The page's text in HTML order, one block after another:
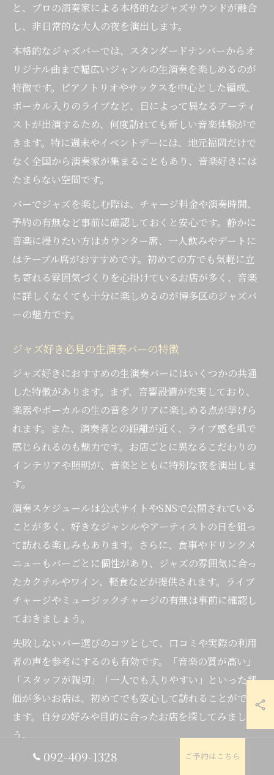
と、プロの演奏家による本格的なジャズサウンドが融合
し、非日常的な大人の夜を演出します。
本格的なジャズバーでは、スタンダードナンバーからオ
リジナル曲まで幅広いジャンルの生演奏を楽しめるのが
特徴です。ピアノトリオやサックスを中心とした編成、
ボーカル入りのライブなど、日によって異なるアーティ
ストが出演するため、何度訪れても新しい音楽体験がで
きます。特に週末やイベントデーには、地元福岡だけで
なく全国から演奏家が集まることもあり、音楽好きには
たまらない空間です。
バーでジャズを楽しむ際は、チャージ料金や演奏時間、
予約の有無など事前に確認しておくと安心です。静かに
音楽に浸りたい方はカウンター席、一人飲みやデートに
はテーブル席がおすすめです。初めての方でも気軽に立
ち寄れる雰囲気づくりを心掛けているお店が多く、音楽
に詳しくなくても十分に楽しめるのが博多区のジャズバ
ーの魅力です。
ジャズ好き必見の生演奏バーの特徴
ジャズ好きにおすすめの生演奏バーにはいくつかの共通
した特徴があります。まず、音響設備が充実しており、
楽器やボーカルの生の音をクリアに楽しめる点が挙げら
れます。また、演奏者との距離が近く、ライブ感を肌で
感じられるのも魅力です。お店ごとに異なるこだわりの
インテリアや照明が、音楽とともに特別な夜を演出しま
す。
演奏スケジュールは公式サイトやSNSで公開されている
ことが多く、好きなジャンルやアーティストの日を狙っ
て訪れる楽しみもあります。さらに、食事やドリンクメ
ニューもバーごとに個性があり、ジャズの雰囲気に合っ
たカクテルやワイン、軽食などが提供されます。ライブ
チャージやミュージックチャージの有無は事前に確認し
ておきましょう。
失敗しないバー選びのコツとして、口コミや実際の利用
者の声を参考にするのも有効です。「音楽の質が高い」
「スタッフが親切」「一人でも入りやすい」といった評
価が多いお店は、初めてでも安心して訪れることができ
ます。自分の好みや目的に合ったお店を探してみましょ
う。
092-409-1328 ご予約はこちら